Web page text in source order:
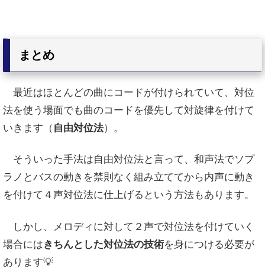
まとめ
最近はほとんどの曲にコードが付けられていて、対位
法を使う場面でも曲のコードを優先して対旋律を付けて
いきます（ 自由対位法）。
そういった手法は自由対位法と言って、和声法でソプ
ラノとバスの動きを禁則なく組み立ててから内声に動き
を付けて４声対位法に仕上げるという方法もあります。
しかし、メロディに対して２声で対位法を付けていく
場合にはきちんとした対位法の技術を身につける必要が
あります💡